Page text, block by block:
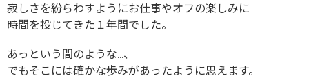
寂しさを紛らわすようにお仕事やオフの楽しみに
時間を投じてきた１年間でした。
あっという間のような…、
でもそこには確かな歩みがあったように思えます。